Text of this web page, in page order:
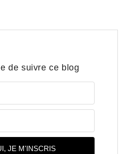
de suivre ce blog
JE M'INSCRIS